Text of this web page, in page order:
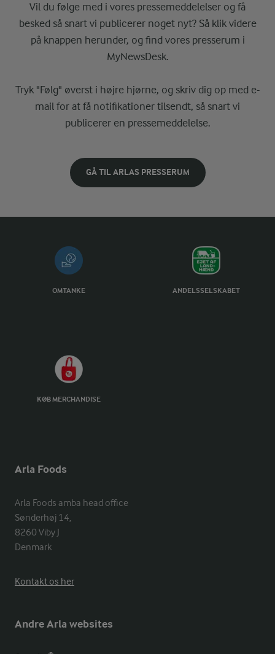
Vil du følge med i vores pressemeddelelser og få
besked så snart vi publicerer noget nyt? Så klik videre
på knappen herunder, og find vores presserum i
MyNewsDesk.
Tryk "Følg" øverst i højre hjørne, og skriv dig op med e-
mail for at få notifikationer tilsendt, så snart vi
publicerer en pressemeddelelse.
GÅ TIL ARLAS PRESSERUM
OMTANKE ANDELSSELSKABET
KØB MERCHANDISE
Arla Foods
Arla Foods amba head office
Sønderhøj 14,
8260 Viby J
Denmark
Kontakt os her
Andre Arla websites